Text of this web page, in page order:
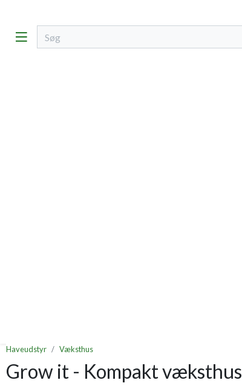
Haveudstyr Væksthus
Grow it - Kompakt væksthus